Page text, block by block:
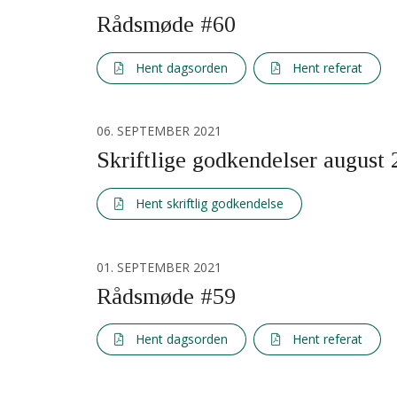
Rådsmøde #60
Hent dagsorden Hent referat
06. SEPTEMBER 2021
Skriftlige godkendelser august
Hent skriftlig godkendelse
01. SEPTEMBER 2021
Rådsmøde #59
Hent dagsorden Hent referat